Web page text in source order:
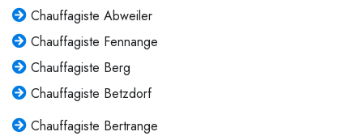
Chauffagiste Abweiler
Chauffagiste Fennange
Chauffagiste Berg
Chauffagiste Betzdorf
Chauffagiste Bertrange